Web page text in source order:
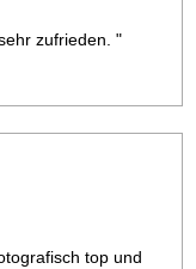
zufrieden. "
top und